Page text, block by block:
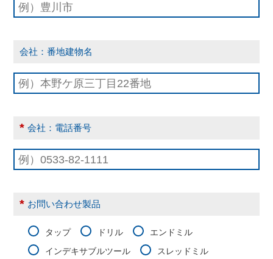
会社：番地建物名
* 会社：電話番号
* お問い合わせ製品
タップ ドリル
エンドミル
インデキサブルツール
スレッドミル